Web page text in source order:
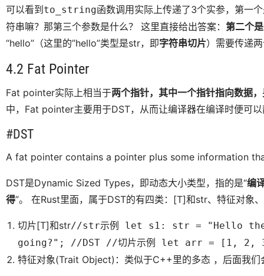
可以看到to_string函数调用实际上传递了3个实参，第一
符串嘛？那第三个参数是什么？ 这里直接给出答案： 第二个
“hello”（这里的”hello”类型是str，即字符串切片）需要传递
4.2 Fat Pointer
Fat pointer实际上相当于两个指针，其中一个指针指向数据
中，Fat pointer主要用于DST，从而让编译器在编译时便可
#DST
A fat pointer contains a pointer plus some information
DST是Dynamic Sized Types，即动态大小类型，指的是“编
得”。 在Rust里面，属于DST的有四类：[T]和str、特征对象
切片[T]和str//str示例 let s1: str = "Hello
going?"; //DST //切片示例 let arr = [1,
特征对象(Trait Object)：类似于C++里的多态 ，后面我们